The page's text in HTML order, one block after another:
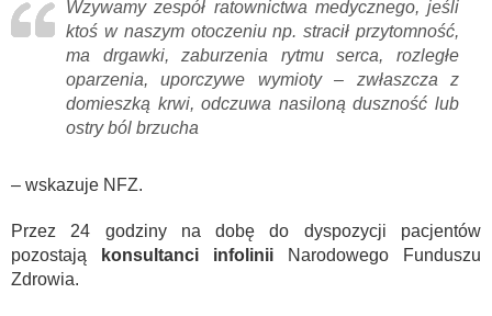
Wzywamy zespół ratownictwa medycznego, jeśli
ktoś w naszym otoczeniu np. stracił przytomność,
ma drgawki, zaburzenia rytmu serca, rozległe
oparzenia, uporczywe wymioty – zwłaszcza z
domieszką krwi, odczuwa nasiloną duszność lub
ostry ból brzucha
– wskazuje NFZ.
Przez 24 godziny na dobę do dyspozycji pacjentów
pozostają
konsultanci infolinii Narodowego Funduszu
Zdrowia.